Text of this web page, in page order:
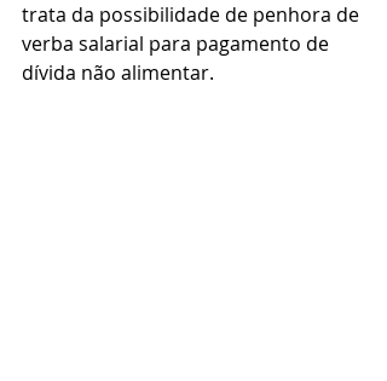
trata da possibilidade de penhora de
verba salarial para pagamento de
dívida não alimentar.